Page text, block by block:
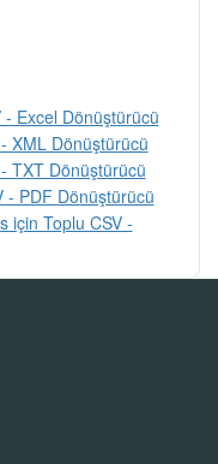
Excel Dönüştürücü
XML Dönüştürücü
TXT Dönüştürücü
PDF Dönüştürücü
için Toplu CSV -